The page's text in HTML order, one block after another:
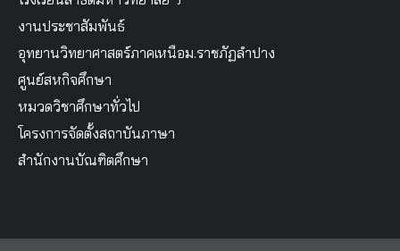
งานประชาสัมพันธ์
อุทยานวิทยาศาสตร์ภาคเหนือม.ราชภัฏลำปาง
ศูนย์สหกิจศึกษา
หมวดวิชาศึกษาทั่วไป
โครงการจัดตั้งสถาบันภาษา
สำนักงานบัณฑิตศึกษา